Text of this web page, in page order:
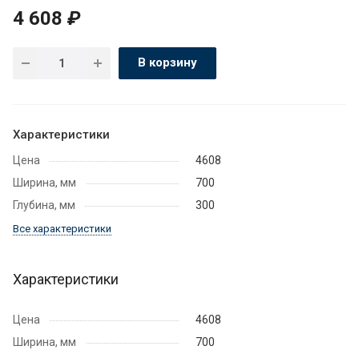
4 608 ₽
В корзину
Характеристики
Цена
4608
Ширина, мм
700
Глубина, мм
300
Все характеристики
Характеристики
Цена
4608
Ширина, мм
700